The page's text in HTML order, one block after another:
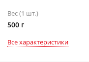
Вес (1 шт.)
500 г
Все характеристики